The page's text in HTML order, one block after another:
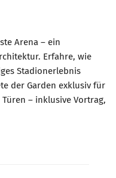
Arena – ein
Erfahre, wie
Stadionerlebnis
der Garden exklusiv für
– inklusive Vortrag,